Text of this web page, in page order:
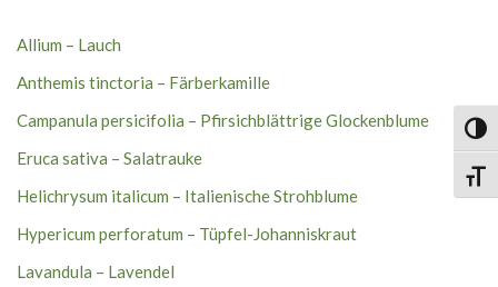
Allium – Lauch
Anthemis tinctoria – Färberkamille
Campanula persicifolia – Pfirsichblättrige Glockenblume
Eruca sativa – Salatrauke
Helichrysum italicum – Italienische Strohblume
Hypericum perforatum – Tüpfel-Johanniskraut
Lavandula – Lavendel